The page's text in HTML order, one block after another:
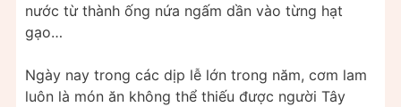
nước từ thành ống nứa ngấm dần vào từng hạt
gạo…
Ngày nay trong các dịp lễ lớn trong năm, cơm lam
luôn là món ăn không thể thiếu được người Tây